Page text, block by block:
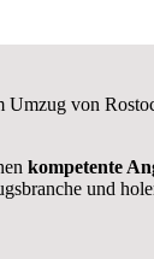
von
kompetente
und